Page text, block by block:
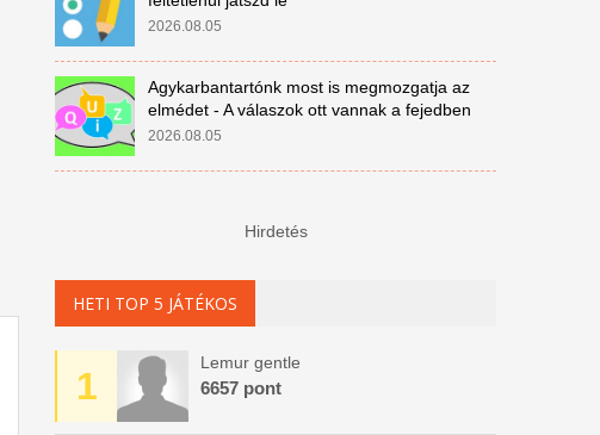
2026.08.05
Agykarbantartónk most is megmozgatja az
elmédet - A válaszok ott vannak a fejedben
2026.08.05
Hirdetés
HETI TOP 5 JÁTÉKOS
1
Lemur gentle
6657 pont